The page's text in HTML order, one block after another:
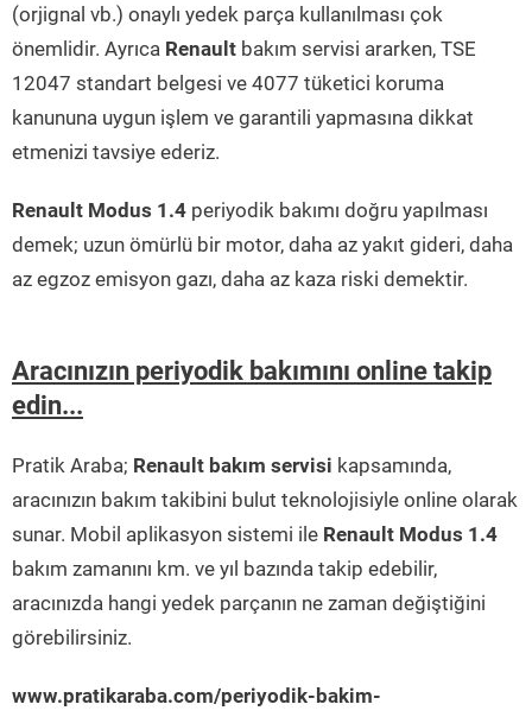
(orjignal vb.) onaylı yedek parça kullanılması çok
önemlidir. Ayrıca Renault bakım servisi ararken, TSE
12047 standart belgesi ve 4077 tüketici koruma
kanununa uygun işlem ve garantili yapmasına dikkat
etmenizi tavsiye ederiz.
Renault Modus 1.4 periyodik bakımı doğru yapılması
demek; uzun ömürlü bir motor, daha az yakıt gideri, daha
az egzoz emisyon gazı, daha az kaza riski demektir.
Aracınızın periyodik bakımını online takip
edin...
Pratik Araba; Renault bakım servisi kapsamında,
aracınızın bakım takibini bulut teknolojisiyle online olarak
sunar. Mobil aplikasyon sistemi ile Renault Modus 1.4
bakım zamanını km. ve yıl bazında takip edebilir,
aracınızda hangi yedek parçanın ne zaman değiştiğini
görebilirsiniz.
www.pratikaraba.com/periyodik-bakim-